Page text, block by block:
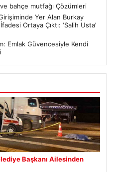
bahçe mutfağı Çözümleri
Yer Alan Burkay
Ortaya Çıktı: ‘Salih Usta’
Emlak Güvencesiyle Kendi
Başkanı Ailesinden